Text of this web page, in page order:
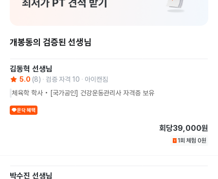
개봉동의 검증된 선생님
김동혁 선생님
5.0 (8) 검증 자격 10
아이캔짐
체육학 학사 • [국가공인] 건강운동관리사 자격증 보유
운닥 혜택
회당39,000원
1회 체험 0원
박수진 선생님